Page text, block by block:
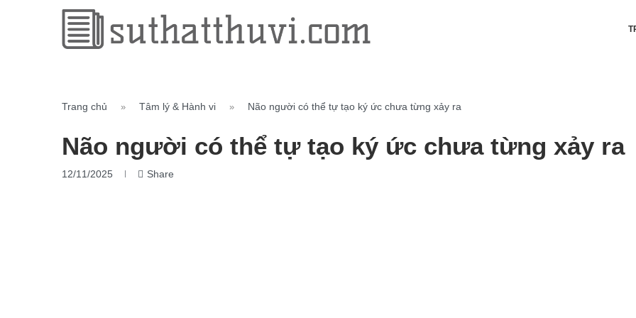
Trang chủ » Tâm lý & Hành vi » Não người có thể tự tạo ký ức chưa từng xảy ra
Não người có thể tự tạo ký ức chưa từng xảy ra
12/11/2025 Share